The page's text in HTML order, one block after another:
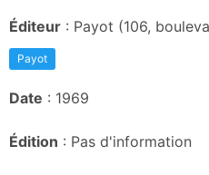
Éditeur : Payot (106,
Payot
Date : 1969
Édition : Pas d'information